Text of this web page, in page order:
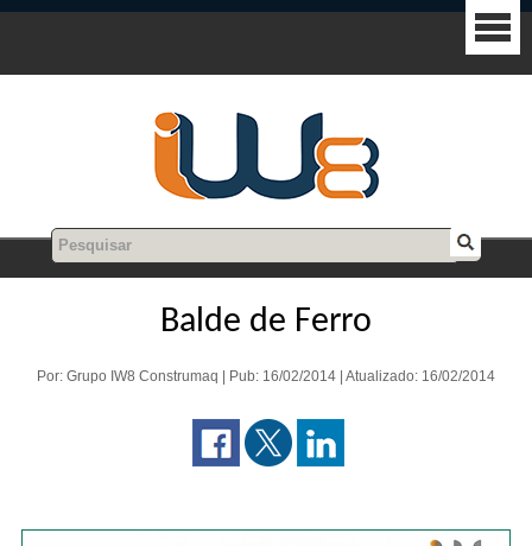
Balde de Ferro
Por: Grupo IW8 Construmaq | Pub: 16/02/2014 | Atualizado: 16/02/2014